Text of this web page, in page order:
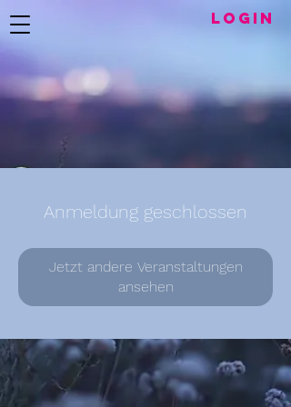
LogIN
Anmeldung geschlossen
Jetzt andere Veranstaltungen
ansehen